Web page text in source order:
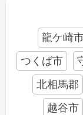
龍ケ崎
つくば市
北相馬郡
越谷市